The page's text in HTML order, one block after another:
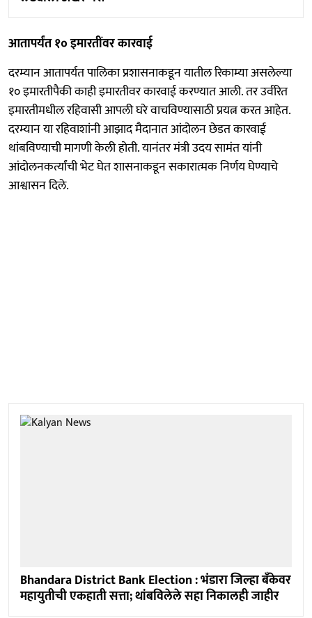
आतापर्यंत १० इमारतींवर कारवाई
दरम्यान आतापर्यत पालिका प्रशासनाकडून यातील रिकाम्या असलेल्या
१० इमारतीपैकी काही इमारतीवर कारवाई करण्यात आली. तर उर्वरित
इमारतीमधील रहिवासी आपली घरे वाचविण्यासाठी प्रयत्न करत आहेत.
दरम्यान या रहिवाशांनी आझाद मैदानात आंदोलन छेडत कारवाई
थांबविण्याची मागणी केली होती. यानंतर मंत्री उदय सामंत यांनी
आंदोलनकर्त्यांची भेट घेत शासनाकडून सकारात्मक निर्णय घेण्याचे
आश्वासन दिले.
Bhandara District Bank Election : भंडारा जिल्हा बँकेवर
महायुतीची एकहाती सत्ता; थांबविलेले सहा निकालही जाहीर